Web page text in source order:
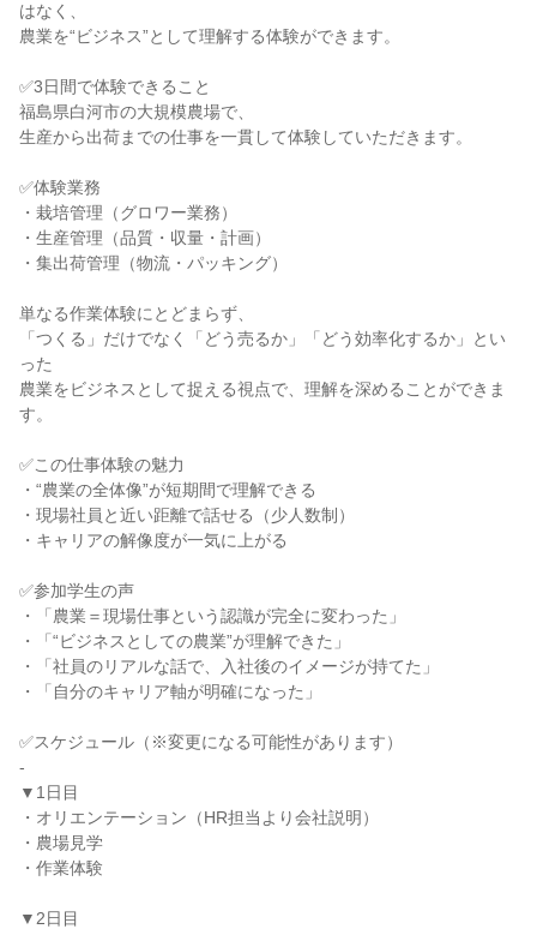
はなく、
農業を“ビジネス”として理解する体験ができます。
✅3日間で体験できること
福島県白河市の大規模農場で、
生産から出荷までの仕事を一貫して体験していただきます。
✅体験業務
・栽培管理（グロワー業務）
・生産管理（品質・収量・計画）
・集出荷管理（物流・パッキング）
単なる作業体験にとどまらず、
「つくる」だけでなく「どう売るか」「どう効率化するか」とい
った
農業をビジネスとして捉える視点で、理解を深めることができま
す。
✅この仕事体験の魅力
・“農業の全体像”が短期間で理解できる
・現場社員と近い距離で話せる（少人数制）
・キャリアの解像度が一気に上がる
✅参加学生の声
・「農業＝現場仕事という認識が完全に変わった」
・「“ビジネスとしての農業”が理解できた」
・「社員のリアルな話で、入社後のイメージが持てた」
・「自分のキャリア軸が明確になった」
✅スケジュール（※変更になる可能性があります）
-
▼1日目
・オリエンテーション（HR担当より会社説明）
・農場見学
・作業体験
▼2日目